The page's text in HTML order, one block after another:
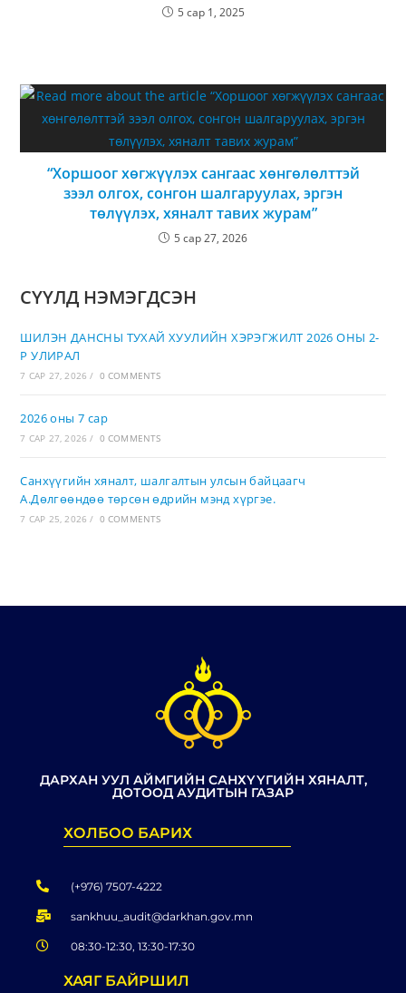
5 сар 1, 2025
“Хоршоог хөгжүүлэх сангаас хөнгөлөлттэй
зээл олгох, сонгон шалгаруулах, эргэн
төлүүлэх, хяналт тавих журам”
5 сар 27, 2026
СҮҮЛД НЭМЭГДСЭН
ШИЛЭН ДАНСНЫ ТУХАЙ ХУУЛИЙН ХЭРЭГЖИЛТ 2026 ОНЫ 2-
Р УЛИРАЛ
7 САР 27, 2026 / 0 COMMENTS
2026 оны 7 сар
7 САР 27, 2026 / 0 COMMENTS
Санхүүгийн хяналт, шалгалтын улсын байцаагч
А.Дөлгөөндөө төрсөн өдрийн мэнд хүргэе.
7 САР 25, 2026 / 0 COMMENTS
ДАРХАН УУЛ АЙМГИЙН САНХҮҮГИЙН ХЯНАЛТ,
ДОТООД АУДИТЫН ГАЗАР
ХОЛБОО БАРИХ
(+976) 7507-4222
sankhuu_audit@darkhan.gov.mn
08:30-12:30, 13:30-17:30
ХАЯГ БАЙРШИЛ